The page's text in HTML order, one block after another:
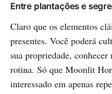
Entre plantações e
Claro que os elementos
presentes. Você poderá
sua propriedade,
rotina. Só que Moonlit
interessado em apenas